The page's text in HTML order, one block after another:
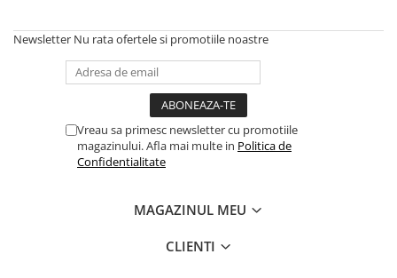
Newsletter Nu rata ofertele si promotiile noastre
Vreau sa primesc newsletter cu promotiile
magazinului. Afla mai multe in Politica de
Confidentialitate
MAGAZINUL MEU
CLIENTI